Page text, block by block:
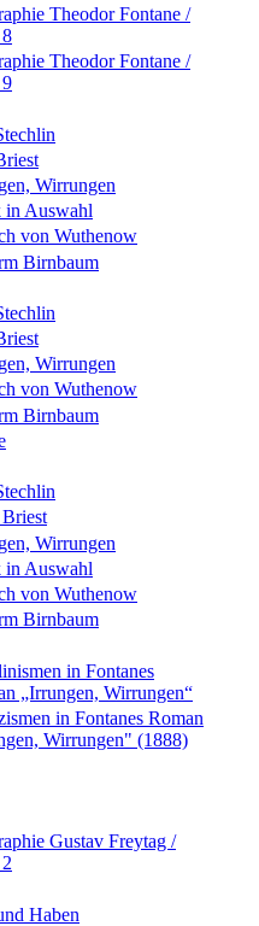
Theodor Fontane /
Theodor Fontane /
Wirrungen
Auswahl
von Wuthenow
Birnbaum
Wirrungen
von Wuthenow
Birnbaum
Wirrungen
Auswahl
von Wuthenow
Birnbaum
in Fontanes
„Irrungen, Wirrungen“
in Fontanes Roman
Wirrungen" (1888)
Gustav Freytag /
Haben